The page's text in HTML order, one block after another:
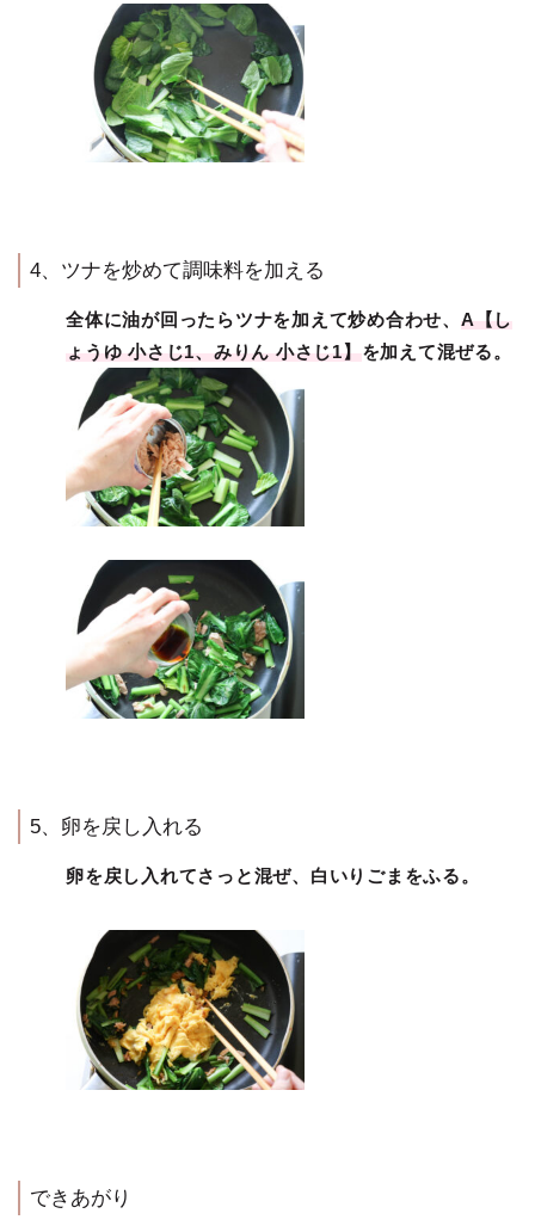
4、ツナを炒めて調味料を加える
全体に油が回ったらツナを加えて炒め合わせ、 A【し
ょうゆ 小さじ1、みりん 小さじ1】 を加えて混ぜる。
5、卵を戻し入れる
卵を戻し入れてさっと混ぜ、白いりごまをふる。
できあがり